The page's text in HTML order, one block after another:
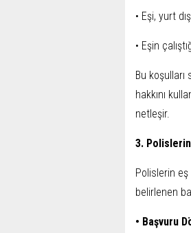
• Eşi, yurt
• Eşin
Bu
hakkını
netleşir.
3. Polislerin
Polislerin
belirlenen
• Başvuru